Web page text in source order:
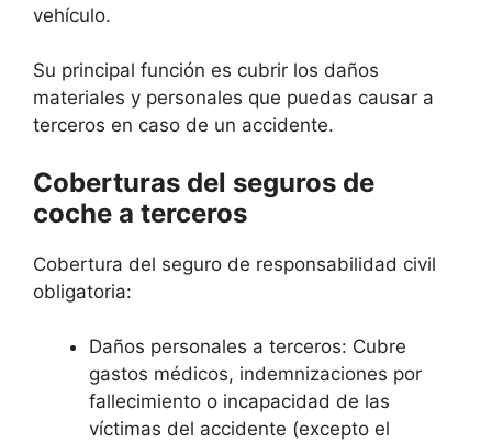
vehículo.
Su principal función es cubrir los daños
materiales y personales que puedas causar a
terceros en caso de un accidente.
Coberturas del seguros de
coche a terceros
Cobertura del seguro de responsabilidad civil
obligatoria:
Daños personales a terceros: Cubre
gastos médicos, indemnizaciones por
fallecimiento o incapacidad de las
víctimas del accidente (excepto el